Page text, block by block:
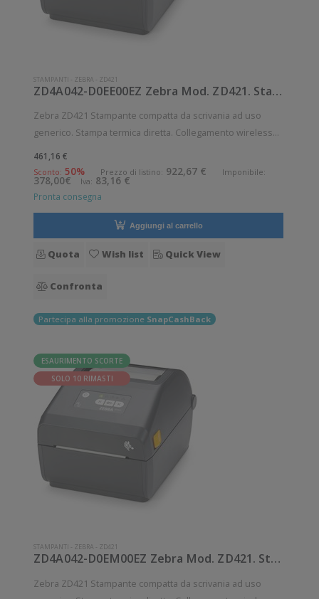
STAMPANTI - ZEBRA - ZD421
ZD4A042-D0EE00EZ Zebra Mod. ZD421. Stampante di etichette.
Zebra ZD421 Stampante compatta da scrivania ad uso
generico. Stampa termica diretta. Collegamento wireless
senza fili. Velocità di stampa: 152 mm/sec Risoluzione di
stampa: 8 dot/mm Wireless: Presente Supporto di stampa:
Braccialetti, Carta in
461,16 €
Sconto: 50% Prezzo di listino: 922,67 € Imponibile:
378,00€ Iva: 83,16 €
Pronta consegna
Aggiungi al carrello
Quota Wish list Quick View
Confronta
Partecipa alla promozione SnapCashBack
ESAURIMENTO SCORTE
SOLO 10 RIMASTI
STAMPANTI - ZEBRA - ZD421
ZD4A042-D0EM00EZ Zebra Mod. ZD421. Stampante di etichette.
Zebra ZD421 Stampante compatta da scrivania ad uso